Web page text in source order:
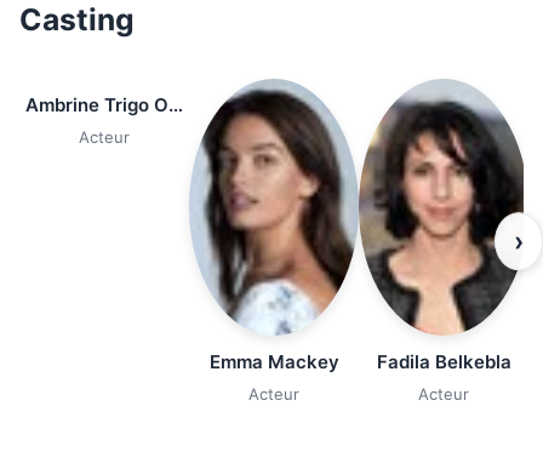
Casting
Ambrine Trigo Ouaked
Acteur
Emma Mackey
Acteur
Fadila Belkebla
Acteur
›